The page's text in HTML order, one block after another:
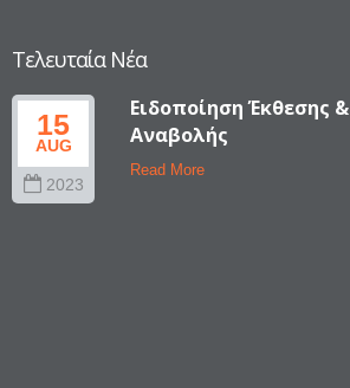
Τελευταία Νέα
15
AUG
2023
Ειδοποίηση Έκθεσης &
Αναβολής
Read More